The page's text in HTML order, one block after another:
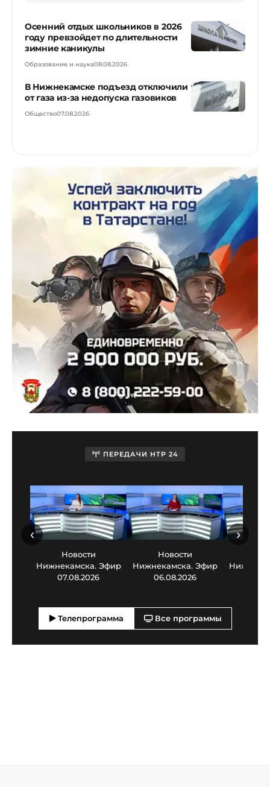
Осенний отдых школьников в 2026
году превзойдет по длительности
зимние каникулы
Образование и наука08.08.2026
В Нижнекамске подъезд отключили
от газа из-за недопуска газовиков
Общество07.08.2026
ПЕРЕДАЧИ НТР 24
Новости
Нижнекамска. Эфир
07.08.2026
Новости
Нижнекамска. Эфир
06.08.2026
‹ ›
Телепрограмма Все программы